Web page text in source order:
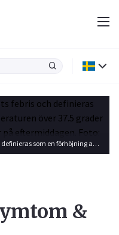
Ordet feber kommer från latinets febris och definieras som en förhöjning av kroppstemperaturen över 37.5 grader på morgonen respektive 38 grader på eftermiddagen. Foto: Shutterstock
&